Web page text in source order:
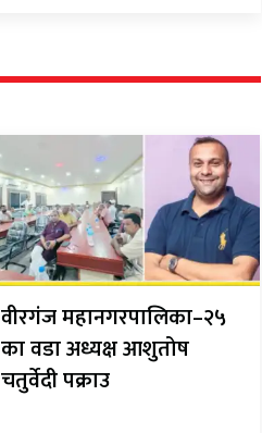
वीरगंज महानगरपालिका–२५
का वडा अध्यक्ष आशुतोष
चतुर्वेदी पक्राउ